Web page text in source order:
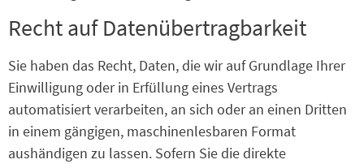
Recht auf Daten­übertrag­barkeit
Sie haben das Recht, Daten, die wir auf Grundlage Ihrer
Einwilligung oder in Erfüllung eines Vertrags
automatisiert verarbeiten, an sich oder an einen Dritten
in einem gängigen, maschinenlesbaren Format
aushändigen zu lassen. Sofern Sie die direkte